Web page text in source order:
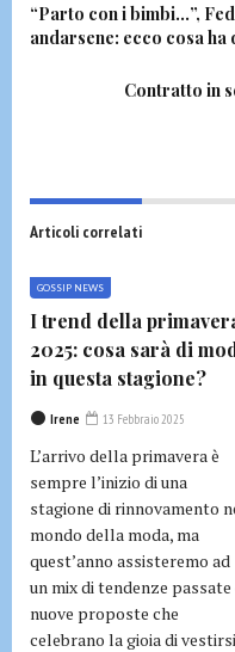
“Parto con i bimbi…”,
andarsene: ecco cosa ha
Contratto in
Articoli correlati
GOSSIP NEWS
I trend della
2025: cosa sarà di
in questa stagione?
Irene 13 Febbraio 2025
L’arrivo della primavera è
sempre l’inizio di una
stagione di rinnovamento
mondo della moda, ma
quest’anno assisteremo ad
un mix di tendenze passate
nuove proposte che
celebrano la gioia di